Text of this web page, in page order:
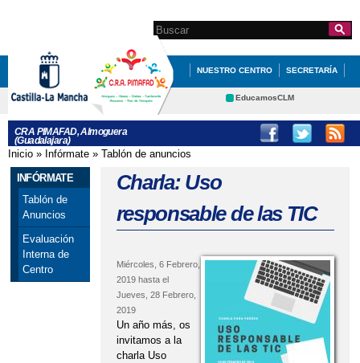
contenido
principal
Formulario de
búsqueda
Search this site
NUESTRO CENTRO SECRETARÍA
EDUCACIÓN QUÉ HACEMOS
EducamosCLM
Educación Cultura
CRA PIMAFAD, Almoguera
(Guadalajara)
Se encuentra usted aquí
Inicio » Infórmate » Tablón de anuncios
INFÓRMATE
Tablón de
Anuncios
Evaluación
Interna de
Centro
Charla: Uso
responsable de las TIC
Miércoles, 6 Febrero,
2019hasta el
Jueves, 28 Febrero,
2019
Un año más, os
invitamos a la
charla Uso